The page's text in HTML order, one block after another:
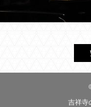
吉祥